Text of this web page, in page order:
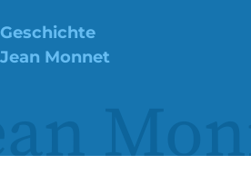
Geschichte
Jean Monnet